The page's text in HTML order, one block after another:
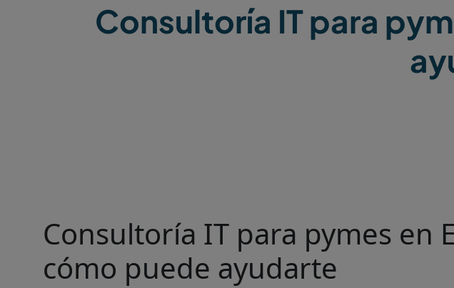
Consultoría IT para
Consultoría IT para pymes en
cómo puede ayudarte